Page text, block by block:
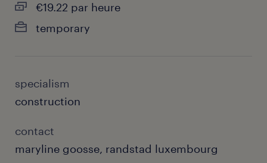
€19.22 par heure
temporary
specialism
construction
contact
maryline goosse, randstad luxembourg